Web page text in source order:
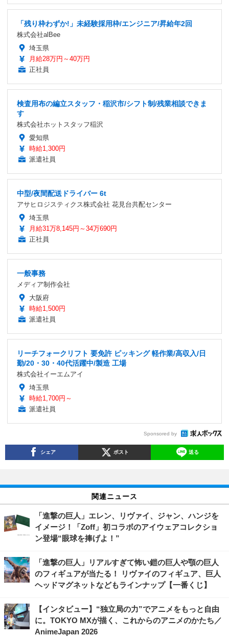
「残り枠わずか!」未経験採用枠/エンジニア/昇給年2回
株式会社alBee
埼玉県
月給28万円～40万円
正社員
検査用布の編立スタッフ・稲沢市/シフト制/残業相談できま
す
株式会社ホットスタッフ稲沢
愛知県
時給1,300円
派遣社員
中型/夜間配送ドライバー 6t
アサヒロジスティクス株式会社 花見台共配センター
埼玉県
月給31万8,145円～34万690円
正社員
一般事務
メディア制作会社
大阪府
時給1,500円
派遣社員
リーチフォークリフト 要免許 ピッキング 軽作業/高収入/日
勤/20・30・40代活躍中/製造 工場
株式会社イーエムアイ
埼玉県
時給1,700円～
派遣社員
Sponsored by
シェア ポスト 送る
関連ニュース
「進撃の巨人」エレン、リヴァイ、ジャン、ハンジを
イメージ！「Zoff」初コラボのアイウェアコレクショ
ン登場“眼球を捧げよ！”
「進撃の巨人」リアルすぎて怖い鎧の巨人や顎の巨人
のフィギュアが当たる！ リヴァイのフィギュア、巨人
ヘッドマグネットなどもラインナップ【一番くじ】
【インタビュー】“独立局の力”でアニメをもっと自由
に。TOKYO MXが描く、これからのアニメのかたち／
AnimeJapan 2026